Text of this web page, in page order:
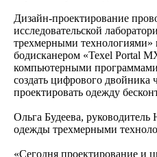
Дизайн-проектирование
исследовательской
трехмерными
бодисканером «Texel Portal
компьютерными
создать цифрового двойника
проектировать одежду
Ольга Будеева,
одежды трехмерными
«Сегодня проектирование и